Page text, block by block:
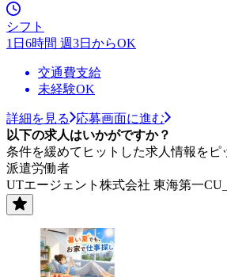
シフト
1日6時間 週3日からOK
交通費支給
未経験OK
詳細を見る
応募画面に進む
以下の求人はいかがですか？
条件を緩めてヒットした求人情報をピ
派遣労働者
UTエージェント株式会社 東海第一